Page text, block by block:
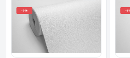
-9% -